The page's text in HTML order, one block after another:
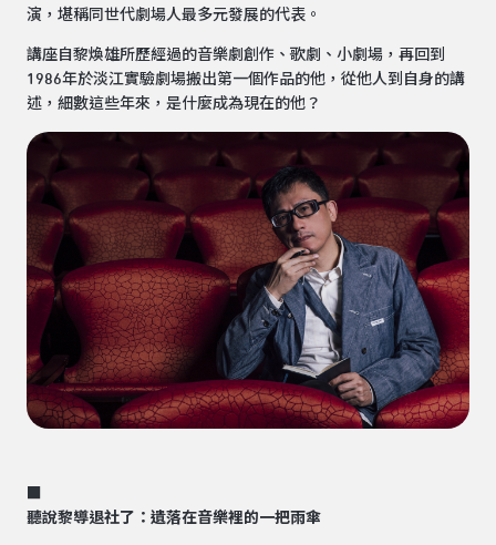
演，堪稱同世代劇場人最多元發展的代表。
講座自黎煥雄所歷經過的音樂劇創作、歌劇、小劇場，再回到
1986年於淡江實驗劇場搬出第一個作品的他，從他人到自身的講
述，細數這些年來，是什麼成為現在的他？
聽說黎導退社了：遺落在音樂裡的一把雨傘